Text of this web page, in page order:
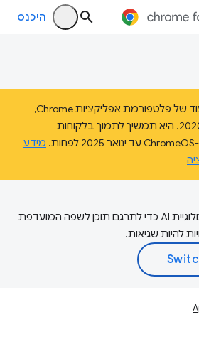
היכנס
הדף הזה הוא חלק מהתיעוד של פלטפורמת אפליקציות Chrome,
שהוצאה משימוש בשנת 2020. היא תמשיך לתמוך בלקוחות
מידע
‫Google משתמשת בטכנולוגיית AI כדי לתרגם תוכן לשפה המועדפת
להיות שגיאות.